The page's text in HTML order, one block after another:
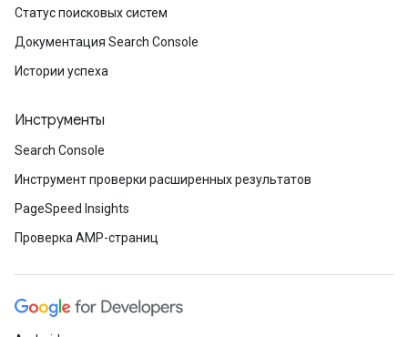
Статус поисковых систем
Документация Search Console
Истории успеха
Инструменты
Search Console
Инструмент проверки расширенных результатов
PageSpeed Insights
Проверка AMP-страниц